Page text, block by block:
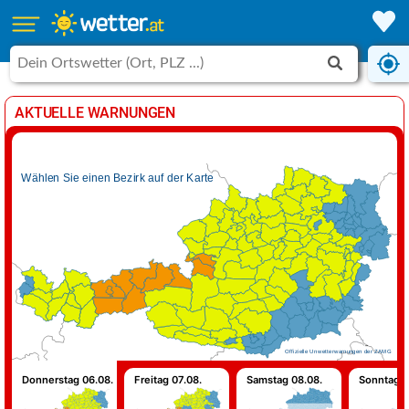
AKTUELLE WARNUNGEN
Wählen Sie einen Bezirk auf der Karte
Offizielle Unwetterwarnungen der ZAMG
Donnerstag 06.08. Freitag 07.08. Samstag 08.08. Sonntag